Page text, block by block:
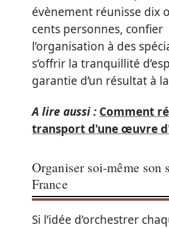
évènement réunisse dix
cents personnes, confier
l’organisation à des
s’offrir la tranquillité
garantie d’un résultat à
A lire aussi : Comment
transport d'une œuvre
Organiser soi-même son
France
Si l’idée d’orchestrer